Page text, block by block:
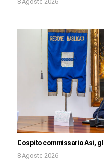
8 Agosto 2026
Cospito commissario Asi,
8 Agosto 2026